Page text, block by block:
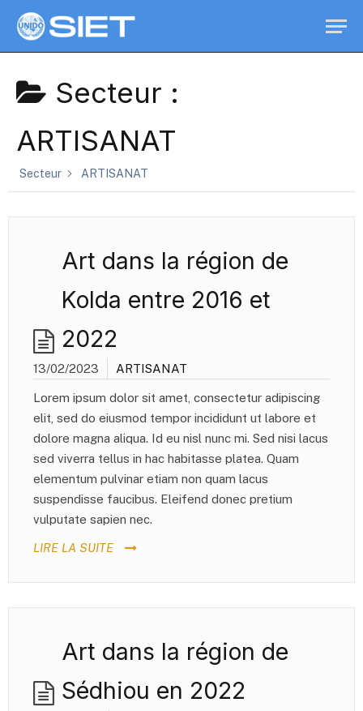
Secteur :
ARTISANAT
Secteur ARTISANAT
Art dans la région de
Kolda entre 2016 et
2022
13/02/2023 ARTISANAT
Lorem ipsum dolor sit amet, consectetur adipiscing
elit, sed do eiusmod tempor incididunt ut labore et
dolore magna aliqua. Id eu nisl nunc mi. Sed nisi lacus
sed viverra tellus in hac habitasse platea. Quam
elementum pulvinar etiam non quam lacus
suspendisse faucibus. Eleifend donec pretium
vulputate sapien nec.
LIRE LA SUITE
Art dans la région de
Sédhiou en 2022